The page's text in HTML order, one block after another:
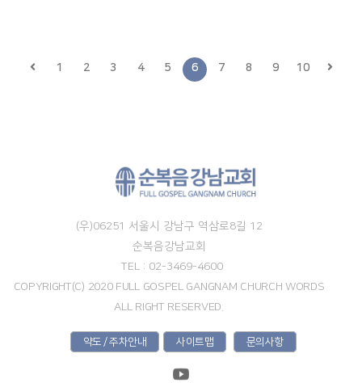
1 2 3 4 5 6 7 8 9 10
(우)06251 서울시 강남구 역삼로8길 12
순복음강남교회
TEL : 02-3469-4600
COPYRIGHT(C) 2020 FULL GOSPEL GANGNAM CHURCH WORDS
ALL RIGHT RESERVED.
약도 / 주차안내 사이트맵 문의사항